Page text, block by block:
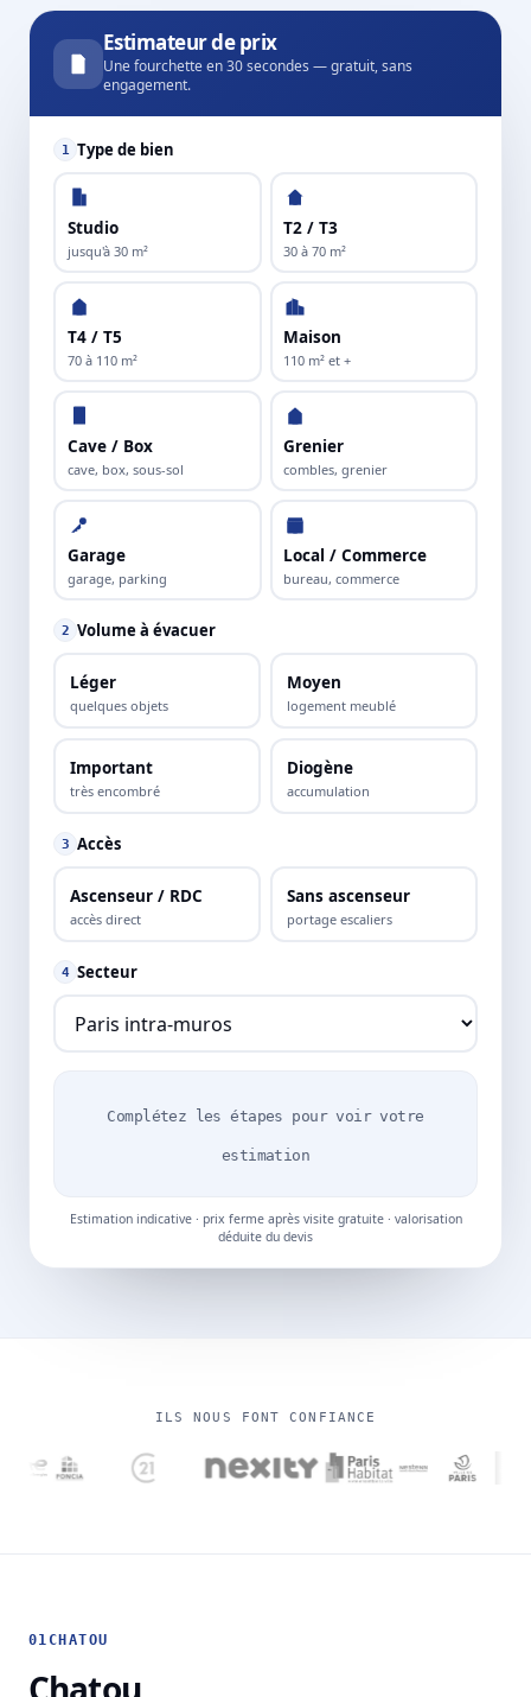
Estimateur de prix
Une fourchette en 30 secondes — gratuit, sans
engagement.
1 Type de bien
Studio
jusqu'à 30 m²
T2 / T3
30 à 70 m²
T4 / T5
70 à 110 m²
Maison
110 m² et +
Cave / Box
cave, box, sous-sol
Grenier
combles, grenier
Garage
garage, parking
Local / Commerce
bureau, commerce
2 Volume à évacuer
Léger
quelques objets
Moyen
logement meublé
Important
très encombré
Diogène
accumulation
3 Accès
Ascenseur / RDC
accès direct
Sans ascenseur
portage escaliers
4 Secteur
Complétez les étapes pour voir votre
estimation
Estimation indicative · prix ferme après visite gratuite · valorisation
déduite du devis
ILS NOUS FONT CONFIANCE
01 CHATOU